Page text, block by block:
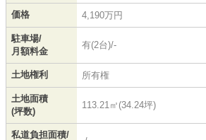
価格 4,190万円
駐車場/
月額料金
有(2台)/-
土地権利 所有権
土地面積
(坪数)
113.21㎡(34.24坪)
私道負担面積/